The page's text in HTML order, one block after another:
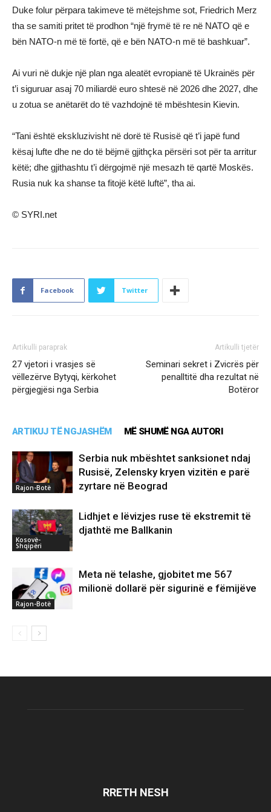
Duke folur përpara takimeve të mëtejshme sot, Friedrich Merz
tha se samiti pritet të prodhon “një frymë të re në NATO që e
bën NATO-n më të fortë, që e bën NATO-n më të bashkuar”.
Ai vuri në dukje një plan nga aleatët evropianë të Ukrainës për
t’i siguruar asaj 70 miliardë euro shtesë në 2026 dhe 2027, dhe
u zotua se anëtarët do të vazhdojnë të mbështesin Kievin.
“Tani është ekskluzivisht në dorë të Rusisë që t’i japë fund
kësaj lufte dhe ne do të bëjmë gjithçka përsëri sot për ta arritur
këtë; dhe gjithashtu t’i dërgojmë një mesazh të qartë Moskës.
Rusia nuk ka shanse ta fitojë këtë luftë”, tha ai.
© SYRI.net
Facebook Twitter
Artikulli paraprak
27 vjetori i vrasjes së
vëllezërve Bytyqi, kërkohet
përgjegjësi nga Serbia
Artikulli tjetër
Seminari sekret i Zvicrës për
penalltitë dha rezultat në
Botëror
ARTIKUJ TË NGJASHËM MË SHUMË NGA AUTORI
Rajon-Botë
Serbia nuk mbështet sanksionet ndaj
Rusisë, Zelensky kryen vizitën e parë
zyrtare në Beograd
Kosovë-
Shqipëri
Lidhjet e lëvizjes ruse të ekstremit të
djathtë me Ballkanin
Rajon-Botë
Meta në telashe, gjobitet me 567
milionë dollarë për sigurinë e fëmijëve
RRETH NESH